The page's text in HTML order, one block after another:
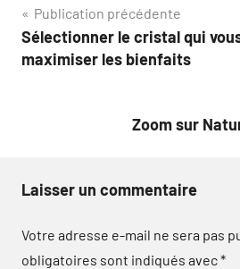
Navigation
de
Publication précédente
Sélectionner le cristal qui
maximiser les bienfaits
Zoom sur
Laisser un commentaire
Votre adresse e-mail ne sera pas
obligatoires sont indiqués avec*